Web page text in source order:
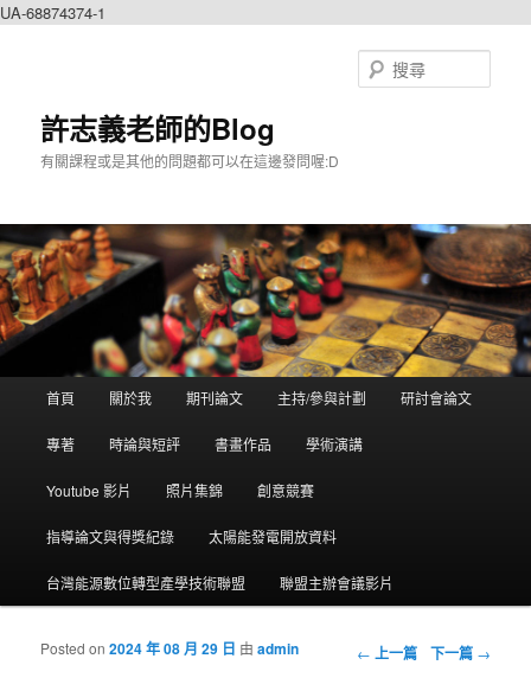
UA-68874374-1
許志義老師的Blog
有關課程或是其他的問題都可以在這邊發問喔:D
尋
跳到主內容
跳到第二內容
首頁 關於我 期刊論文 主持/參與計劃 研討會論文
專著 時論與短評 書畫作品 學術演講
Youtube 影片 照片集錦 創意競賽
指導論文與得獎紀錄 太陽能發電開放資料
台灣能源數位轉型產學技術聯盟 聯盟主辦會議影片
瀏覽文章
← 上一篇 下一篇 →
Posted on2024 年 08 月 29 日 由admin